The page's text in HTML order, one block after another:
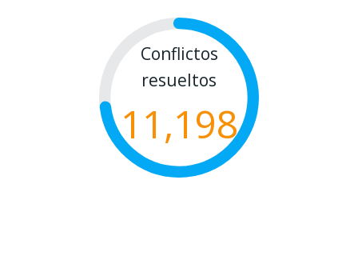
Conflictos
resueltos
11,198